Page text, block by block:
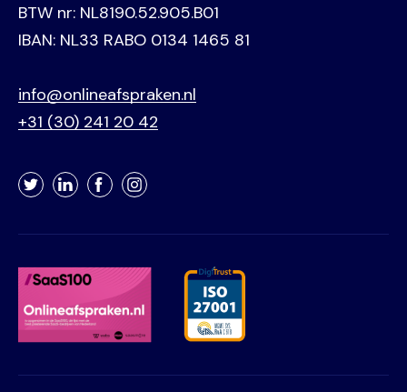
BTW nr: NL8190.52.905.B01
IBAN: NL33 RABO 0134 1465 81
info@onlineafspraken.nl
+31 (30) 241 20 42
TwitterLinkedInFacebookInstagram